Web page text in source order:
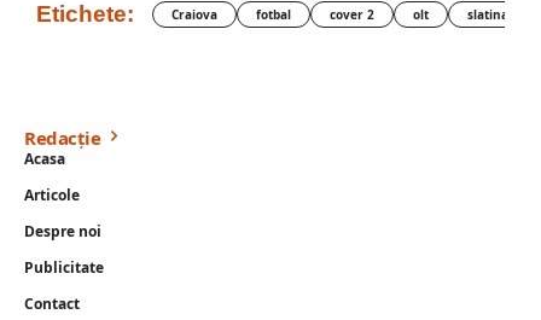
Etichete: Craiova fotbal cover 2 olt slatina
Redacție
Acasa
Articole
Despre noi
Publicitate
Contact